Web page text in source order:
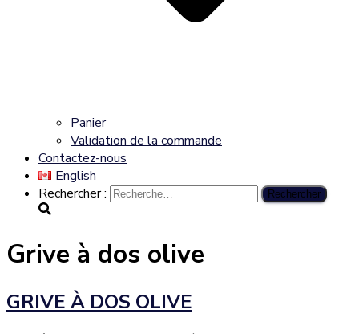
Panier
Validation de la commande
Contactez-nous
English
Rechercher :
Grive à dos olive
GRIVE À DOS OLIVE